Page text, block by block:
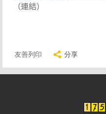
（連結）
友善列印 分享